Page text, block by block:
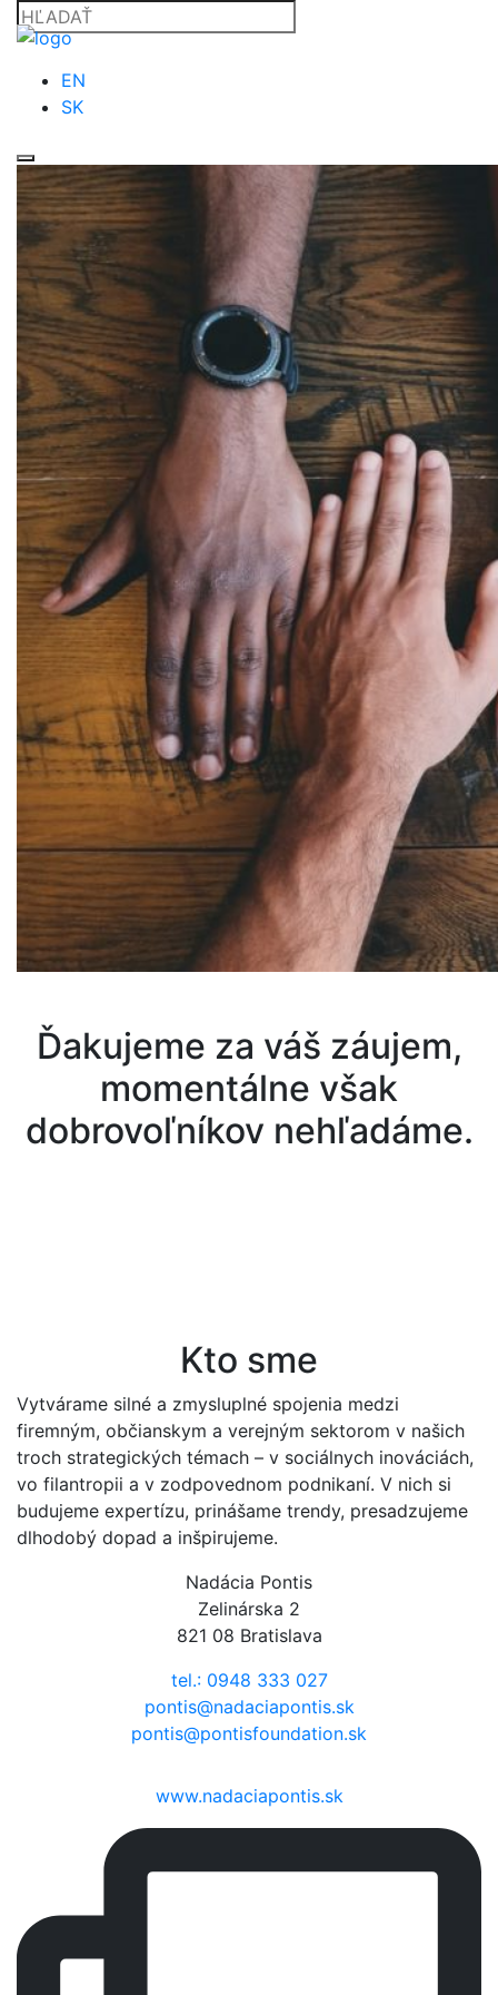
EN
SK
Ďakujeme za váš záujem,
momentálne však
dobrovoľníkov nehľadáme.
Kto sme
Vytvárame silné a zmysluplné spojenia medzi
firemným, občianskym a verejným sektorom v našich
troch strategických témach – v sociálnych inováciách,
vo filantropii a v zodpovednom podnikaní. V nich si
budujeme expertízu, prinášame trendy, presadzujeme
dlhodobý dopad a inšpirujeme.
Nadácia Pontis
Zelinárska 2
821 08 Bratislava
tel.: 0948 333 027
pontis@nadaciapontis.sk
pontis@pontisfoundation.sk
www.nadaciapontis.sk